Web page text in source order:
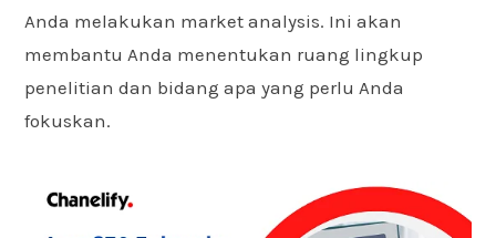
Anda melakukan market analysis. Ini akan
membantu Anda menentukan ruang lingkup
penelitian dan bidang apa yang perlu Anda
fokuskan.